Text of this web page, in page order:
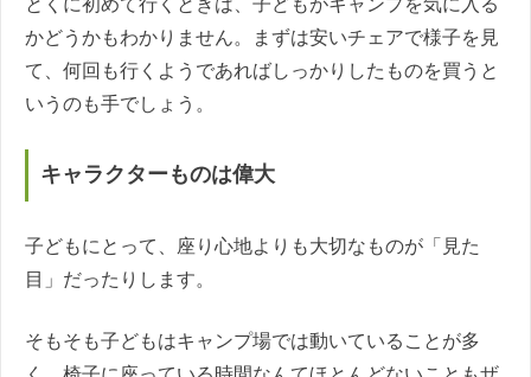
かどうかもわかりません。まずは安いチェアで様子を見
て、何回も行くようであればしっかりしたものを買うと
いうのも手でしょう。
キャラクターものは偉大
子どもにとって、座り心地よりも大切なものが「見た
目」だったりします。
そもそも子どもはキャンプ場では動いていることが多